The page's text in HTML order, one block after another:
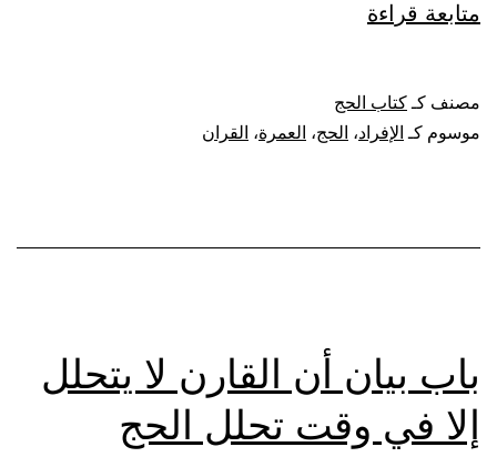
متابعة قراءة
والقران
مصنف كـ كتاب الحج
موسوم كـ الإفراد، الحج، العمرة، القران
باب بيان أن القارن لا يتحلل
إلا في وقت تحلل الحج